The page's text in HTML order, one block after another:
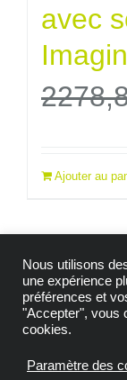
avec
Ajouter au
©
Mention
Politique de
Nous utilisons
une expérience
préférences et
"Accepter", vous
cookies.
Paramètre des